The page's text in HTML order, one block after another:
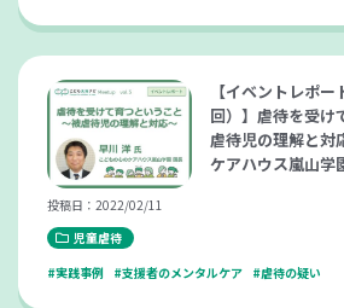
【イベントレポ
回）】虐待を受け
虐待児の理解と
ケアハウス嵐山学
投稿日：2022/02/11
児童虐待
#実践事例
#支援者のメンタルケア #虐待の疑い